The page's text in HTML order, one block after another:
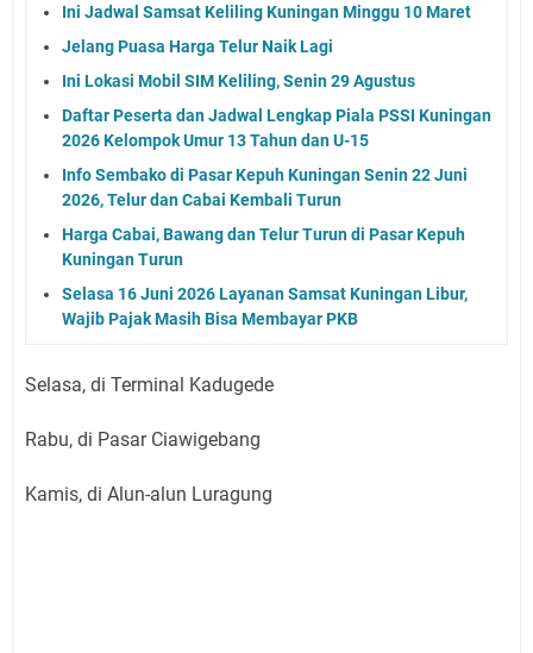
Ini Jadwal Samsat Keliling Kuningan Minggu 10 Maret
Jelang Puasa Harga Telur Naik Lagi
Ini Lokasi Mobil SIM Keliling, Senin 29 Agustus
Daftar Peserta dan Jadwal Lengkap Piala PSSI Kuningan
2026 Kelompok Umur 13 Tahun dan U-15
Info Sembako di Pasar Kepuh Kuningan Senin 22 Juni
2026, Telur dan Cabai Kembali Turun
Harga Cabai, Bawang dan Telur Turun di Pasar Kepuh
Kuningan Turun
Selasa 16 Juni 2026 Layanan Samsat Kuningan Libur,
Wajib Pajak Masih Bisa Membayar PKB
Selasa, di Terminal Kadugede
Rabu, di Pasar Ciawigebang
Kamis, di Alun-alun Luragung